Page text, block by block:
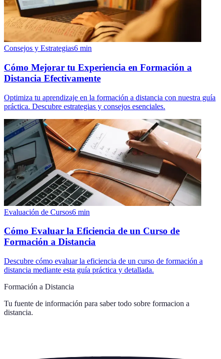
Consejos y Estrategias6 min
Cómo Mejorar tu Experiencia en Formación a
Distancia Efectivamente
Optimiza tu aprendizaje en la formación a distancia con nuestra guía
práctica. Descubre estrategias y consejos esenciales.
Evaluación de Cursos6 min
Cómo Evaluar la Eficiencia de un Curso de
Formación a Distancia
Descubre cómo evaluar la eficiencia de un curso de formación a
distancia mediante esta guía práctica y detallada.
Formación a Distancia
Tu fuente de información para saber todo sobre formacion a
distancia.